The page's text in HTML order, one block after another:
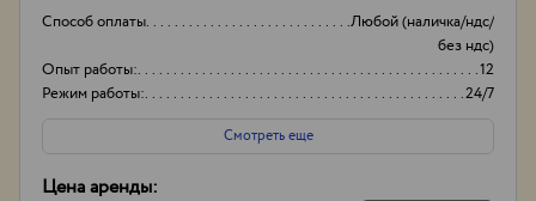
Способ оплаты
Любой (наличка/ндс/
без ндс)
Опыт работы:
12
Режим работы:
24/7
Объем
20-35
Смотреть еще
Цена аренды: